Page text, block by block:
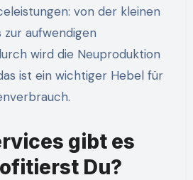
von der kleinen
zur aufwendigen
wird die Neuproduktion
ist ein wichtiger Hebel für
gibt es
Du?